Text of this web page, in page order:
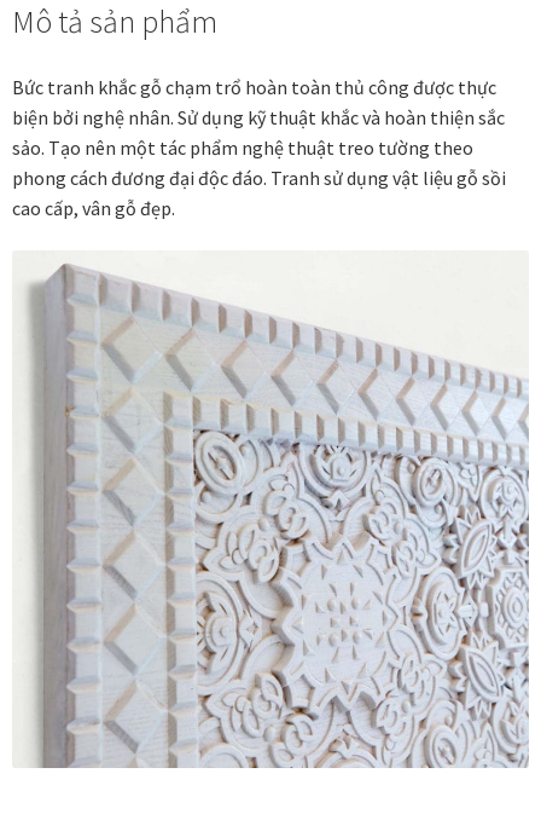
Vũ khúc thiên nga Collection
Wheels of Time
Tranh chim sếu nghệ thuật
Các dòng giấy in Giclee
Catalogue
Catalogue Bộ Sưu Tập Mã Vương
Câu hỏi thường gặp khi mua tranh tại Mia Home
Dây treo Tết Bính Ngọ 2026
Đóng khung tranh theo yêu cầu
Đóng khung tranh thảm Dubai
Đóng khung ảnh
Mô tả sản phẩm
Bức tranh khắc gỗ chạm trổ hoàn toàn thủ công được thực
biện bởi nghệ nhân. Sử dụng kỹ thuật khắc và hoàn thiện sắc
sảo. Tạo nên một tác phẩm nghệ thuật treo tường theo
phong cách đương đại độc đáo. Tranh sử dụng vật liệu gỗ sồi
cao cấp, vân gỗ đẹp.